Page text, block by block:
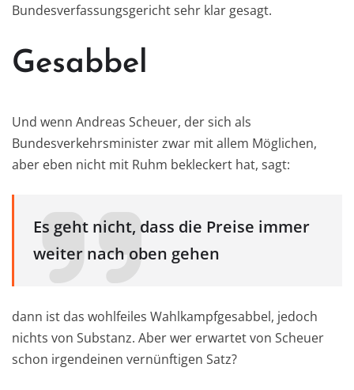
Bundesverfassungsgericht sehr klar gesagt.
Gesabbel
Und wenn Andreas Scheuer, der sich als
Bundesverkehrsminister zwar mit allem Möglichen,
aber eben nicht mit Ruhm bekleckert hat, sagt:
Es geht nicht, dass die Preise immer
weiter nach oben gehen
dann ist das wohlfeiles Wahlkampfgesabbel, jedoch
nichts von Substanz. Aber wer erwartet von Scheuer
schon irgendeinen vernünftigen Satz?